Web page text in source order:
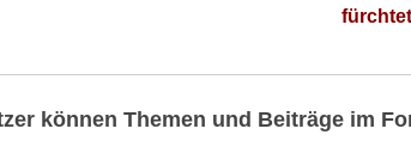
können Themen und Beiträge im